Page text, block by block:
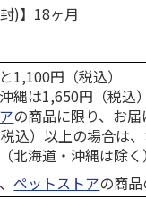
)】18ヶ月
1,100円（税込）
縄は1,650円（税込）
の商品に限り、お
込）以上の場合は
北海道・沖縄は除く）
ペットストアの商品